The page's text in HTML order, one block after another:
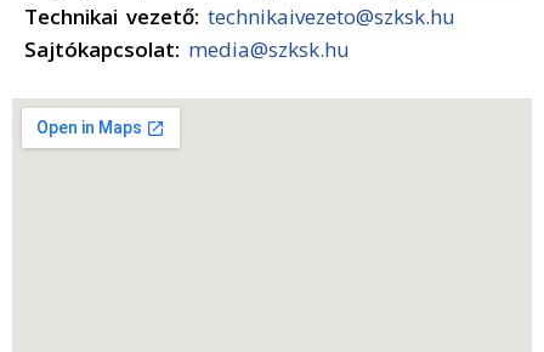
Technikai vezető: technikaivezeto@szksk.hu
Sajtókapcsolat: media@szksk.hu